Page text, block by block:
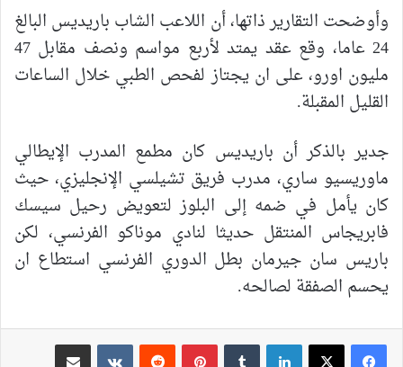
وأوضحت التقارير ذاتها، أن اللاعب الشاب باريديس البالغ
24 عاما، وقع عقد يمتد لأربع مواسم ونصف مقابل 47
مليون اورو، على ان يجتاز لفحص الطبي خلال الساعات
القليل المقبلة.
جدير بالذكر أن باريديس كان مطمع المدرب الإيطالي
ماوريسيو ساري، مدرب فريق تشيلسي الإنجليزي، حيث
كان يأمل في ضمه إلى البلوز لتعويض رحيل سيسك
فابريجاس المنتقل حديثا لنادي موناكو الفرنسي، لكن
باريس سان جيرمان بطل الدوري الفرنسي استطاع ان
يحسم الصفقة لصالحه.
لينكدإن بينتيريست
مشاركة عبر البريد